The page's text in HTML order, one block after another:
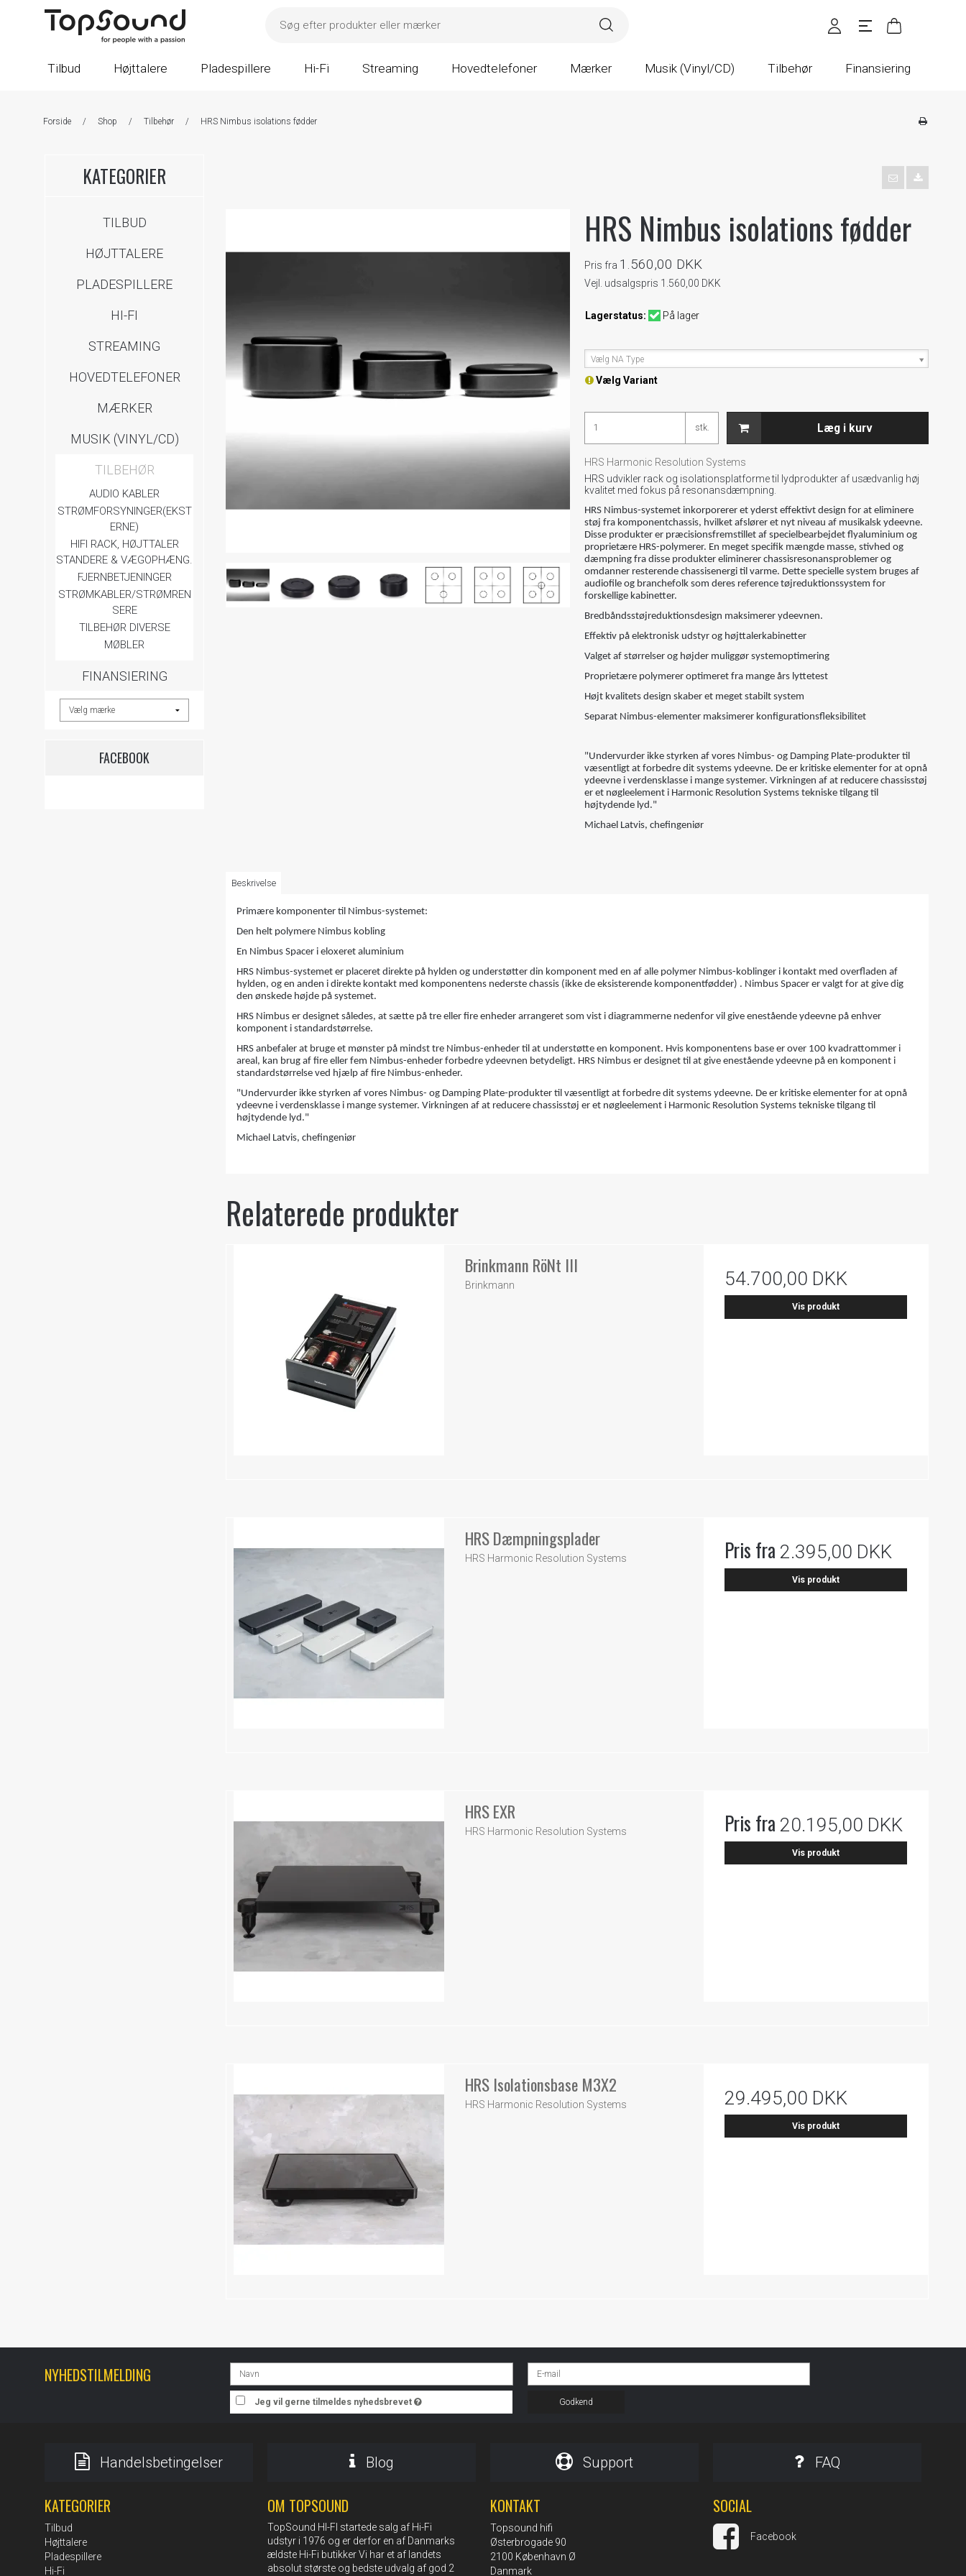
Tilbud Højttalere Pladespillere Hi-Fi Streaming Hovedtelefoner Mærker Musik (Vinyl/CD) Tilbehør Finansiering
Forside / Shop / Tilbehør / HRS Nimbus isolations fødder
KATEGORIER
TILBUD
HØJTTALERE
PLADESPILLERE
HI-FI
STREAMING
HOVEDTELEFONER
MÆRKER
MUSIK (VINYL/CD)
TILBEHØR
AUDIO KABLER
STRØMFORSYNINGER(EKST
ERNE)
HIFI RACK, HØJTTALER
STANDERE & VÆGOPHÆNG.
FJERNBETJENINGER
STRØMKABLER/STRØMREN
SERE
TILBEHØR DIVERSE
MØBLER
FINANSIERING
FACEBOOK
HRS Nimbus isolations fødder
Pris fra 1.560,00 DKK
Vejl. udsalgspris 1.560,00 DKK
Lagerstatus: På lager
Vælg NA Type
Vælg Variant
stk. Læg i kurv
HRS Harmonic Resolution Systems
HRS udvikler rack og isolationsplatforme til lydprodukter af usædvanlig høj
kvalitet med fokus på resonansdæmpning.
HRS Nimbus-systemet inkorporerer et yderst effektivt design for at eliminere
støj fra komponentchassis, hvilket afslører et nyt niveau af musikalsk ydeevne.
Disse produkter er præcisionsfremstillet af specielbearbejdet flyaluminium og
proprietære HRS-polymerer. En meget specifik mængde masse, stivhed og
dæmpning fra disse produkter eliminerer chassisresonansproblemer og
omdanner resterende chassisenergi til varme. Dette specielle system bruges af
audiofile og branchefolk som deres reference tøjreduktionssystem for
forskellige kabinetter.
Bredbåndsstøjreduktionsdesign maksimerer ydeevnen.
Effektiv på elektronisk udstyr og højttalerkabinetter
Valget af størrelser og højder muliggør systemoptimering
Proprietære polymerer optimeret fra mange års lyttetest
Højt kvalitets design skaber et meget stabilt system
Separat Nimbus-elementer maksimerer konfigurationsfleksibilitet
"Undervurder ikke styrken af ​​vores Nimbus- og Damping Plate-produkter til
væsentligt at forbedre dit systems ydeevne. De er kritiske elementer for at opnå
ydeevne i verdensklasse i mange systemer. Virkningen af ​​at reducere chassisstøj
er et nøgleelement i Harmonic Resolution Systems tekniske tilgang til
højtydende lyd."
Michael Latvis, chefingeniør
Beskrivelse
Primære komponenter til Nimbus-systemet:
Den helt polymere Nimbus kobling
En Nimbus Spacer i eloxeret aluminium
HRS Nimbus-systemet er placeret direkte på hylden og understøtter din komponent med en af ​​alle polymer Nimbus-koblinger i kontakt med overfladen af ​​
hylden, og en anden i direkte kontakt med komponentens nederste chassis (ikke de eksisterende komponentfødder) . Nimbus Spacer er valgt for at give dig
den ønskede højde på systemet.
HRS Nimbus er designet således, at sætte på tre eller fire enheder arrangeret som vist i diagrammerne nedenfor vil give enestående ydeevne på enhver
komponent i standardstørrelse.
HRS anbefaler at bruge et mønster på mindst tre Nimbus-enheder til at understøtte en komponent. Hvis komponentens base er over 100 kvadrattommer i
areal, kan brug af fire eller fem Nimbus-enheder forbedre ydeevnen betydeligt. HRS Nimbus er designet til at give enestående ydeevne på en komponent i
standardstørrelse ved hjælp af fire Nimbus-enheder.
"Undervurder ikke styrken af ​​vores Nimbus- og Damping Plate-produkter til væsentligt at forbedre dit systems ydeevne. De er kritiske elementer for at opnå
ydeevne i verdensklasse i mange systemer. Virkningen af ​​at reducere chassisstøj er et nøgleelement i Harmonic Resolution Systems tekniske tilgang til
højtydende lyd."
Michael Latvis, chefingeniør
Relaterede produkter
Brinkmann RöNt III
Brinkmann 54.700,00 DKK
Vis produkt
HRS Dæmpningsplader
HRS Harmonic Resolution Systems Pris fra 2.395,00 DKK
Vis produkt
HRS EXR
HRS Harmonic Resolution Systems Pris fra 20.195,00 DKK
Vis produkt
HRS Isolationsbase M3X2
HRS Harmonic Resolution Systems 29.495,00 DKK
Vis produkt
NYHEDSTILMELDING
Jeg vil gerne tilmeldes nyhedsbrevet Godkend
Handelsbetingelser Blog Support FAQ
KATEGORIER
Tilbud
Højttalere
Pladespillere
Hi-Fi
OM TOPSOUND
TopSound HI-FI startede salg af Hi-Fi
udstyr i 1976 og er derfor en af Danmarks
ældste Hi-Fi butikker Vi har et af landets
absolut største og bedste udvalg af god 2
KONTAKT
Topsound hifi
Østerbrogade 90
2100 København Ø
Danmark
SOCIAL
Facebook